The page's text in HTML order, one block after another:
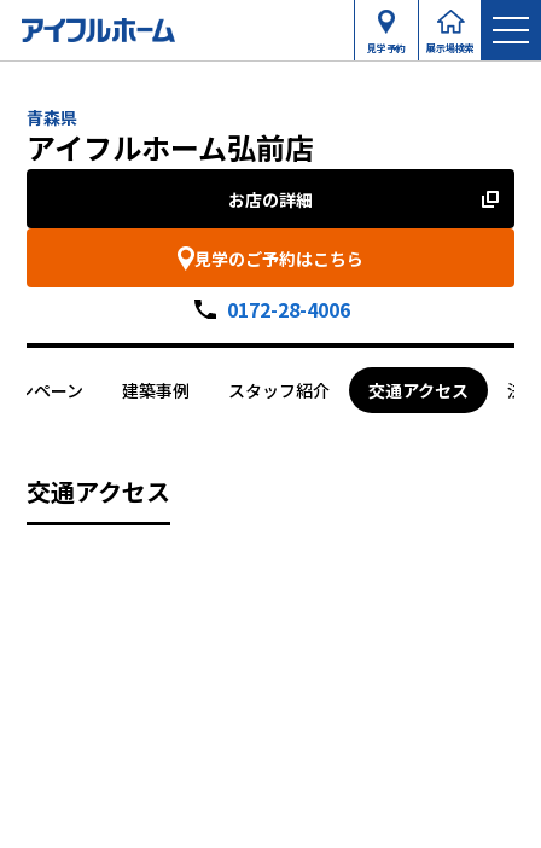
見学予約 展示場検索
青森県
アイフルホーム弘前店
お店の詳細
見学のご予約はこちら
0172-28-4006
ンペーン 建築事例 スタッフ紹介 交通アクセス 法
交通アクセス